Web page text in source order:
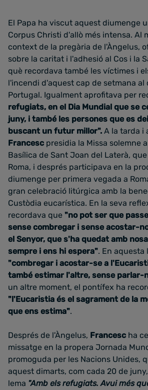
El Papa ha viscut aquest diumenge
Corpus Christi d'allò més intensa. Al
context de la pregària de l'Àngelus,
sobre la caritat i l'adhesió al Cos i la
què recordava també les víctimes i
l'incendi d'aquest cap de setmana al
Portugal. Igualment aprofitava per
refugiats, en el Dia Mundial que se
juny, i també les persones que es
buscant un futur millor". A la tarda i
Francesc presidia la Missa solemne
Basílica de Sant Joan del Laterà,
Roma, i després participava en la
diumenge per primera vegada a
gran celebració litúrgica amb la
Custòdia eucarística. En la seva
recordava que "no pot ser que
sense combregar i sense acostar-
el Senyor, que s'ha quedat amb
sempre i ens hi espera". En aquesta
"combregar i acostar-se a
també estimar l'altre, sense parlar-
un altre moment, el pontífex ha
"l'Eucaristia és el sagrament de la
que ens estima".
Després de l'Àngelus, Francesc ha
missatge en la propera Jornada
promoguda per les Nacions Unides,
aquest dimarts, com cada 20 de
lema "Amb els refugiats. Avui més